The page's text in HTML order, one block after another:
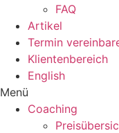
FAQ
Artikel
Termin
Klientenbereich
English
Menü
Coaching